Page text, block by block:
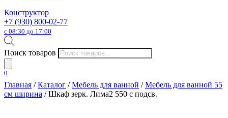
Конструктор
+7 (930) 800-02-77
с 08:30 до 17:00
Поиск товаров
0
Главная /Каталог /Мебель для ванной /Мебель для ванной 55
см ширина / Шкаф зерк. Лима2 550 с подсв.